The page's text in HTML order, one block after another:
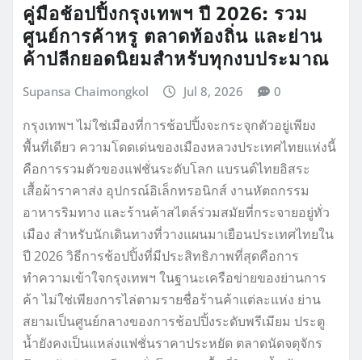
คู่มือช้อปปิ้งกรุงเทพฯ ปี 2026: รวม
ศูนย์การค้าหรู ตลาดท้องถิ่น และย่าน
ค้าปลีกยอดนิยมสำหรับทุกงบประมาณ
Supansa Chaimongkol Jul 8, 2026 0
กรุงเทพฯ ไม่ใช่เมืองที่การช้อปปิ้งจะกระจุกตัวอยู่เพียง
พื้นที่เดียว ความโดดเด่นของเมืองหลวงประเทศไทยแห่งนี้
คือการรวมตัวของแฟชั่นระดับโลก แบรนด์ไทยอิสระ
เสื้อผ้าราคาส่ง อุปกรณ์อิเล็กทรอนิกส์ งานหัตถกรรม
อาหารริมทาง และร้านค้าสไตล์ร่วมสมัยที่กระจายอยู่ทั่ว
เมือง สำหรับนักเดินทางที่วางแผนมาเยือนประเทศไทยใน
ปี 2026 วิธีการช้อปปิ้งที่มีประสิทธิภาพที่สุดคือการ
ทำความเข้าใจกรุงเทพฯ ในฐานะเครือข่ายของย่านการ
ค้า ไม่ใช่เพียงการไล่ตามรายชื่อร้านค้าแต่ละแห่ง ย่าน
สยามเป็นศูนย์กลางของการช้อปปิ้งระดับพรีเมียม ประตู
น้ำยังคงเป็นแหล่งแฟชั่นราคาประหยัด ตลาดนัดจตุจักร